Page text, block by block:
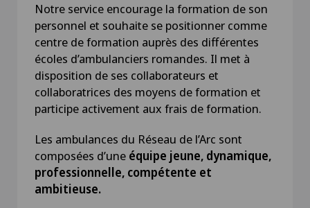
Notre service encourage la formation de son
personnel et souhaite se positionner comme
centre de formation auprès des différentes
écoles d’ambulanciers romandes. Il met à
disposition de ses collaborateurs et
collaboratrices des moyens de formation et
participe activement aux frais de formation.
Les ambulances du Réseau de l’Arc sont
composées d’une équipe jeune, dynamique,
professionnelle, compétente et
ambitieuse.